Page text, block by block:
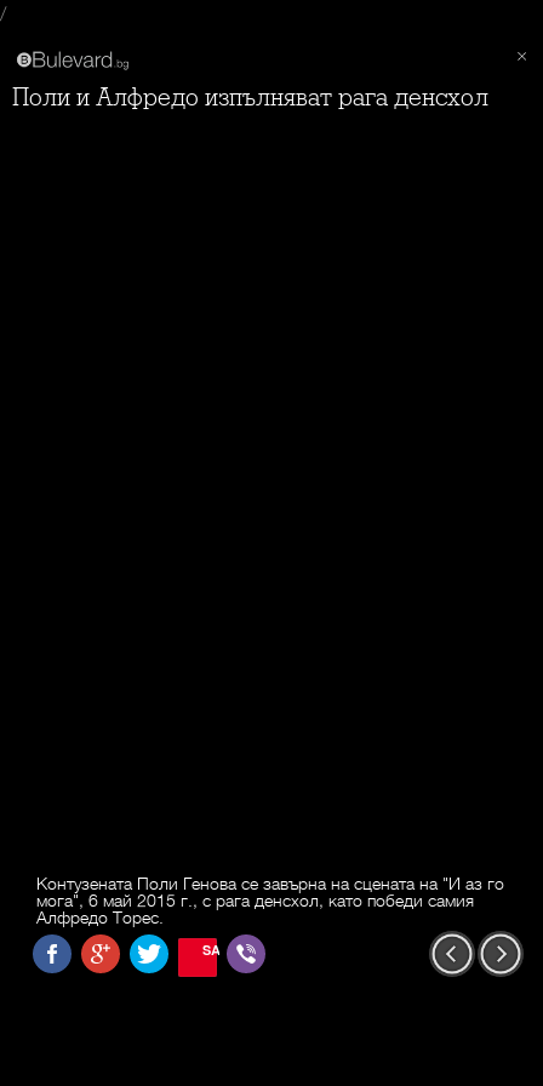
/
Поли и Алфредо изпълняват рага денсхол
Контузената Поли Генова се завърна на сцената на "И аз го
мога", 6 май 2015 г., с рага денсхол, като победи самия
Алфредо Торес.
SAVE